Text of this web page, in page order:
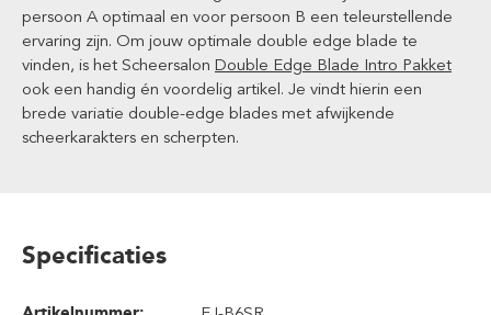
persoon A optimaal en voor persoon B een teleurstellende
ervaring zijn. Om jouw optimale double edge blade te
vinden, is het Scheersalon Double Edge Blade Intro Pakket
ook een handig én voordelig artikel. Je vindt hierin een
brede variatie double-edge blades met afwijkende
scheerkarakters en scherpten.
Specificaties